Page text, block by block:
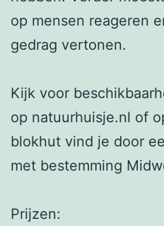
op mensen reageren
gedrag vertonen.
Kijk voor
op natuurhuisje.nl of
blokhut vind je door
met bestemming
Prijzen: